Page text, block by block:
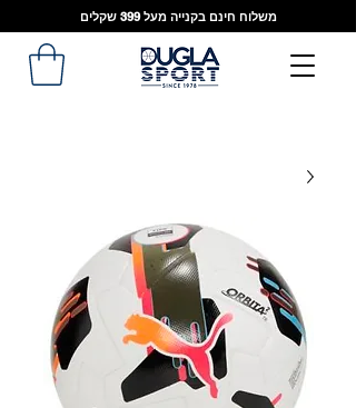
משלוח חינם בקנייה מעל 399 שקלים